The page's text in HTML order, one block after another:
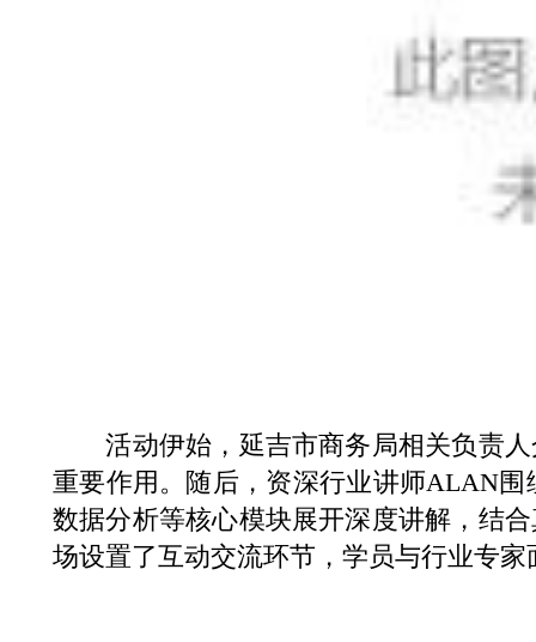
活动伊始，延吉市商务局相关负责人
重要作用。随后，资深行业讲师ALAN围
数据分析等核心模块展开深度讲解，结
场设置了互动交流环节，学员与行业专